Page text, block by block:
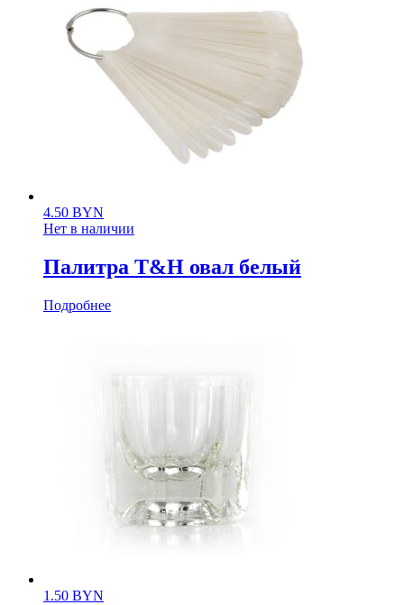
4.50 BYN
Нет в наличии
Палитра T&H овал белый
Подробнее
1.50 BYN